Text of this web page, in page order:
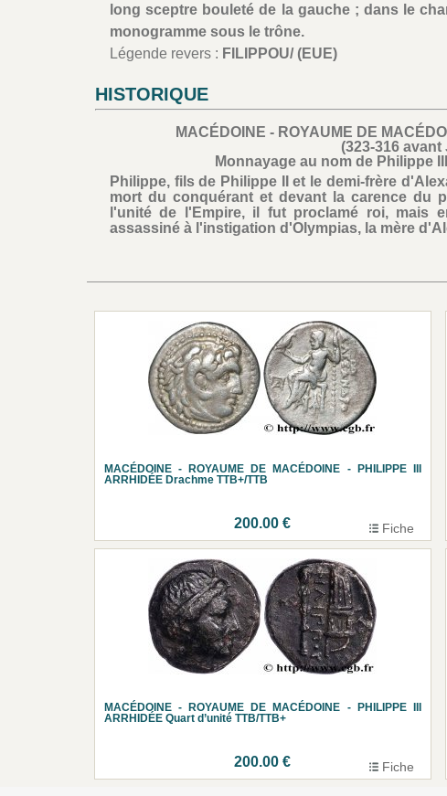
long sceptre bouleté de la gauche ; dans le
monogramme sous le trône.
Légende revers : FILIPPOU/ (EUE)
HISTORIQUE
MACÉDOINE - ROYAUME DE
(323-316 avant
Monnayage au nom de Philippe
Philippe, fils de Philippe II et le demi-frère
mort du conquérant et devant la carence du
l'unité de l'Empire, il fut proclamé roi, mais
assassiné à l'instigation d'Olympias, la mère
MACÉDOINE - ROYAUME DE MACÉDOINE - PHILIPPE III
ARRHIDÉE Drachme TTB+/TTB
200.00 € Fiche
MACÉDOINE - ROYAUME DE MACÉDOINE - PHILIPPE III
ARRHIDÉE Quart d’unité TTB/TTB+
200.00 € Fiche